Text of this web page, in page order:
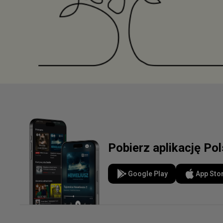
Pobierz aplikację
Google Play App